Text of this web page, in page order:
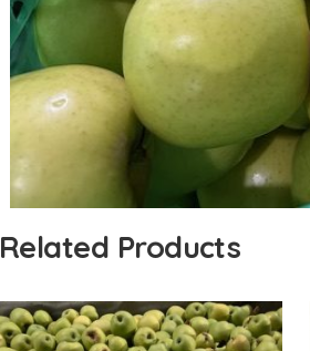
Related Products